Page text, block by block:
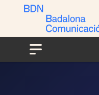
Menu